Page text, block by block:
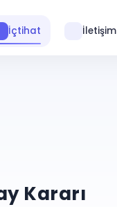
İçtihat İletişim
Kararı